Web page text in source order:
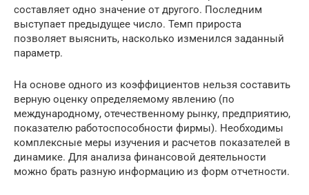
составляет одно значение от другого. Последним
выступает предыдущее число. Темп прироста
позволяет выяснить, насколько изменился заданный
параметр.
На основе одного из коэффициентов нельзя составить
верную оценку определяемому явлению (по
международному, отечественному рынку, предприятию,
показателю работоспособности фирмы). Необходимы
комплексные меры изучения и расчетов показателей в
динамике. Для анализа финансовой деятельности
можно брать разную информацию из форм отчетности.